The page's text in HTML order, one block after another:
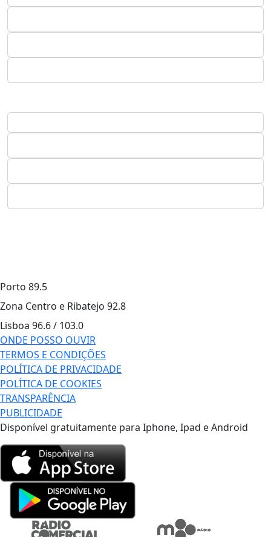
Porto 89.5
Zona Centro e Ribatejo 92.8
Lisboa 96.6 / 103.0
ONDE POSSO OUVIR
TERMOS E CONDIÇÕES
POLÍTICA DE PRIVACIDADE
POLÍTICA DE COOKIES
TRANSPARÊNCIA
PUBLICIDADE
Disponível gratuitamente para Iphone, Ipad e Android